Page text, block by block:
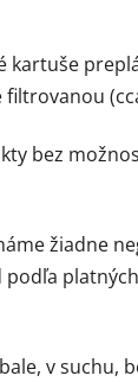
bez
žiadne
v suchu,